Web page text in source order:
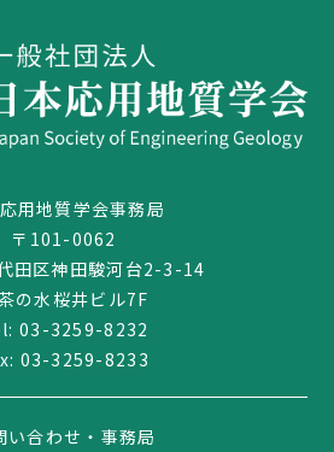
用地質学会事務局
〒101-0062
田区神田駿河台2-3-14
の水桜井ビル7F
03-3259-8232
03-3259-8233
い合わせ・事務局